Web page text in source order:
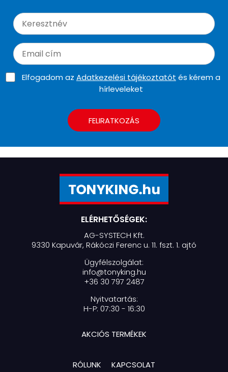
Elfogadom az Adatkezelési tájékoztatót és kérem a
hírleveleket
FELIRATKOZÁS
ELÉRHETŐSÉGEK:
AG-SYSTECH Kft.
9330 Kapuvár, Rákóczi Ferenc u. 11. fszt. 1. ajtó
Ügyfélszolgálat:
info@tonyking.hu
+36 30 797 2487
Nyitvatartás:
H-P: 07:30 - 16:30
AKCIÓS TERMÉKEK
RÓLUNK KAPCSOLAT